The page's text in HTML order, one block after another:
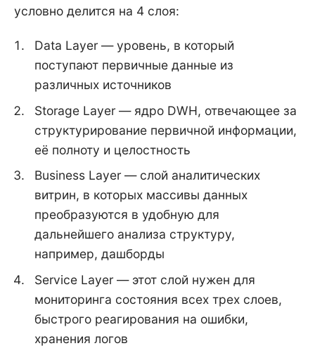
условно делится на 4 слоя:
Data Layer — уровень, в который
поступают первичные данные из
различных источников
Storage Layer — ядро DWH, отвечающее за
структурирование первичной информации,
её полноту и целостность
Business Layer — слой аналитических
витрин, в которых массивы данных
преобразуются в удобную для
дальнейшего анализа структуру,
например, дашборды
Service Layer — этот слой нужен для
мониторинга состояния всех трех слоев,
быстрого реагирования на ошибки,
хранения логов